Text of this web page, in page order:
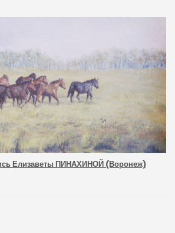
Елизаветы ПИНАХИНОЙ (Воронеж)